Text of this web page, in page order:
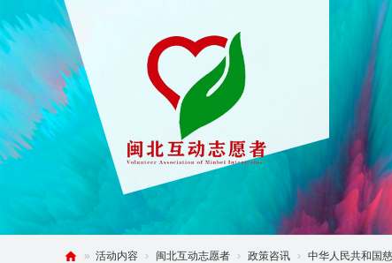
» 活动内容 › 闽北互动志愿者 › 政策咨讯 › 中华人民共和国